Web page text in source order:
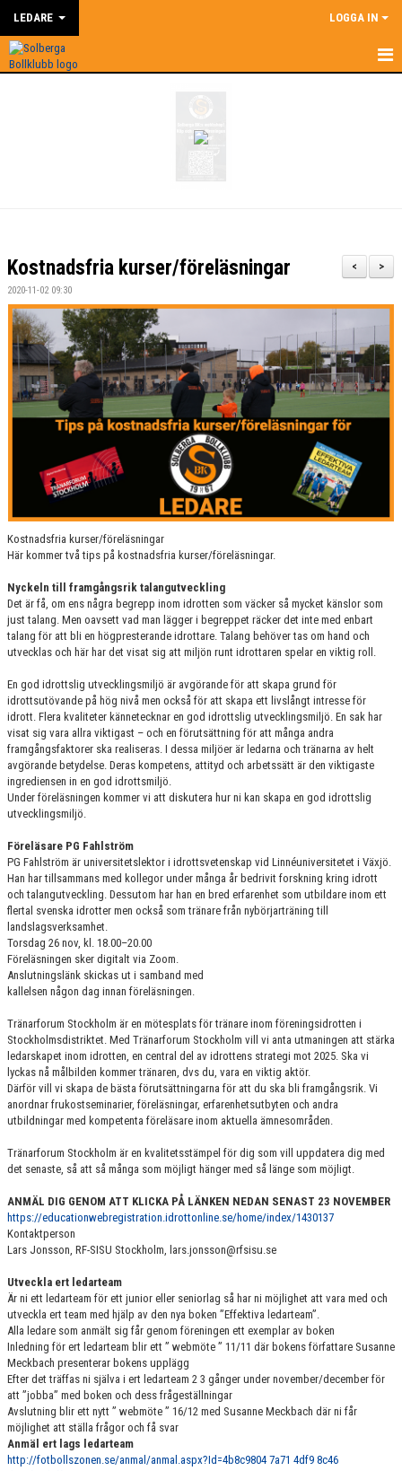
LEDARE LOGGA IN
DOKUMENT
KONTAKT
BILDGALLERI
ÅRSHJUL
>
<
Kostnadsfria kurser/föreläsningar
2020-11-02 09:30
Kostnadsfria kurser/föreläsningar
Här kommer två tips på kostnadsfria kurser/föreläsningar.
Nyckeln till framgångsrik talangutveckling
Det är få, om ens några begrepp inom idrotten som väcker så mycket känslor som
just talang. Men oavsett vad man lägger i begreppet räcker det inte med enbart
talang för att bli en högpresterande idrottare. Talang behöver tas om hand och
utvecklas och här har det visat sig att miljön runt idrottaren spelar en viktig roll.
En god idrottslig utvecklingsmiljö är avgörande för att skapa grund för
idrottsutövande på hög nivå men också för att skapa ett livslångt intresse för
idrott. Flera kvaliteter kännetecknar en god idrottslig utvecklingsmiljö. En sak har
visat sig vara allra viktigast – och en förutsättning för att många andra
framgångsfaktorer ska realiseras. I dessa miljöer är ledarna och tränarna av helt
avgörande betydelse. Deras kompetens, attityd och arbetssätt är den viktigaste
ingrediensen in en god idrottsmiljö.
Under föreläsningen kommer vi att diskutera hur ni kan skapa en god idrottslig
utvecklingsmiljö.
Föreläsare PG Fahlström
PG Fahlström är universitetslektor i idrottsvetenskap vid Linnéuniversitetet i Växjö.
Han har tillsammans med kollegor under många år bedrivit forskning kring idrott
och talangutveckling. Dessutom har han en bred erfarenhet som utbildare inom ett
flertal svenska idrotter men också som tränare från nybörjarträning till
landslagsverksamhet.
Torsdag 26 nov, kl. 18.00–20.00
Föreläsningen sker digitalt via Zoom.
Anslutningslänk skickas ut i samband med
kallelsen någon dag innan föreläsningen.
Tränarforum Stockholm är en mötesplats för tränare inom föreningsidrotten i
Stockholmsdistriktet. Med Tränarforum Stockholm vill vi anta utmaningen att stärka
ledarskapet inom idrotten, en central del av idrottens strategi mot 2025. Ska vi
lyckas nå målbilden kommer tränaren, dvs du, vara en viktig aktör.
Därför vill vi skapa de bästa förutsättningarna för att du ska bli framgångsrik. Vi
anordnar frukostseminarier, föreläsningar, erfarenhetsutbyten och andra
utbildningar med kompetenta föreläsare inom aktuella ämnesområden.
Tränarforum Stockholm är en kvalitetsstämpel för dig som vill uppdatera dig med
det senaste, så att så många som möjligt hänger med så länge som möjligt.
ANMÄL DIG GENOM ATT KLICKA PÅ LÄNKEN NEDAN SENAST 23 NOVEMBER
https://educationwebregistration.idrottonline.se/home/index/1430137
Kontaktperson
Lars Jonsson, RF-SISU Stockholm, lars.jonsson@rfsisu.se
Utveckla ert ledarteam
Är ni ett ledarteam för ett junior eller seniorlag så har ni möjlighet att vara med och
utveckla ert team med hjälp av den nya boken ”Effektiva ledarteam”.
Alla ledare som anmält sig får genom föreningen ett exemplar av boken
Inledning för ert ledarteam blir ett ” webmöte ” 11/11 där bokens författare Susanne
Meckbach presenterar bokens upplägg
Efter det träffas ni själva i ert ledarteam 2 3 gånger under november/december för
att ”jobba” med boken och dess frågeställningar
Avslutning blir ett nytt ” webmöte ” 16/12 med Susanne Meckbach där ni får
möjlighet att ställa frågor och få svar
Anmäl ert lags ledarteam
http://fotbollszonen.se/anmal/anmal.aspx?Id=4b8c9804 7a71 4df9 8c46